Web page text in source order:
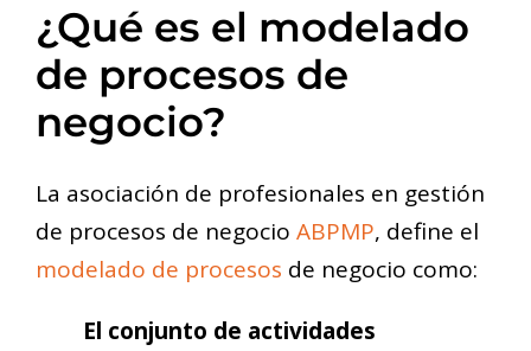
¿Qué es el modelado
de procesos de
negocio?
La asociación de profesionales en gestión
de procesos de negocio ABPMP, define el
modelado de procesos de negocio como:
El conjunto de actividades